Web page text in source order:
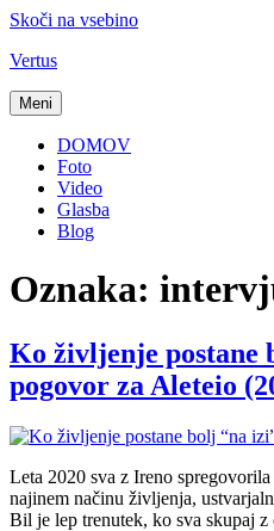
Skoči na vsebino
Vertus
Meni
DOMOV
Foto
Video
Glasba
Blog
Oznaka:
Ko življenje postane
pogovor za Aleteio
Leta 2020 sva z Ireno
najinem načinu življenja,
Bil je lep trenutek, ko sva skupaj